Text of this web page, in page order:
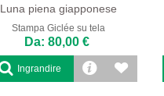
Luna piena giapponese
Stampa Giclée su tela
Da: 80,00 €
Ingrandire